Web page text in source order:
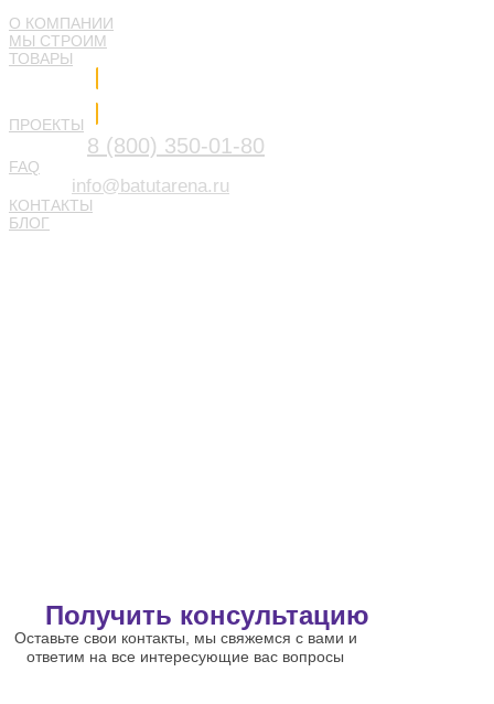
Получить консультацию
Оставьте свои контакты, мы свяжемся с вами и
ответим на все интересующие вас вопросы
О КОМПАНИИ
МЫ СТРОИМ
ТОВАРЫ
ПРОЕКТЫ
8 (800) 350-01-80
FAQ
info@batutarena.ru
КОНТАКТЫ
БЛОГ